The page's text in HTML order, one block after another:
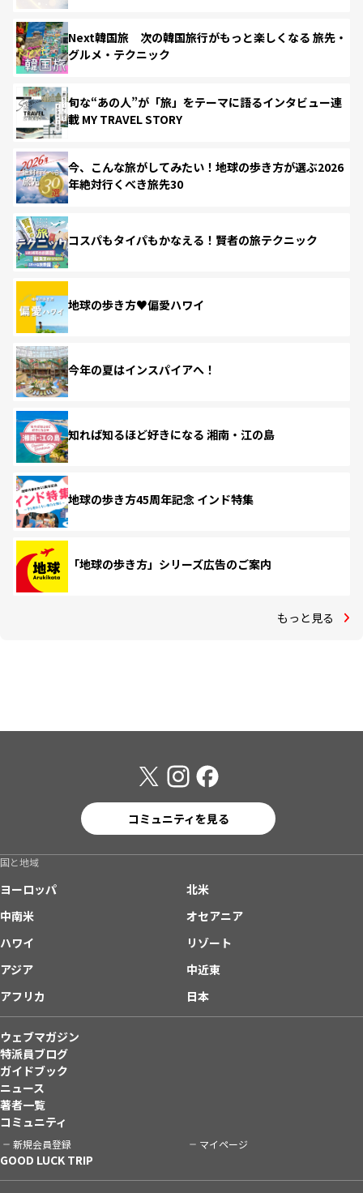
Next韓国旅 次の韓国旅行がもっと楽しくなる 旅先・
グルメ・テクニック
旬な“あの人”が「旅」をテーマに語るインタビュー連
載 MY TRAVEL STORY
今、こんな旅がしてみたい！地球の歩き方が選ぶ2026
年絶対行くべき旅先30
コスパもタイパもかなえる！賢者の旅テクニック
地球の歩き方♥偏愛ハワイ
今年の夏はインスパイアへ！
知れば知るほど好きになる 湘南・江の島
地球の歩き方45周年記念 インド特集
「地球の歩き方」シリーズ広告のご案内
もっと見る
コミュニティを見る
国と地域
ヨーロッパ
北米
中南米
オセアニア
ハワイ
リゾート
アジア
中近東
アフリカ
日本
ウェブマガジン
特派員ブログ
ガイドブック
ニュース
著者一覧
コミュニティ
新規会員登録 マイページ
GOOD LUCK TRIP